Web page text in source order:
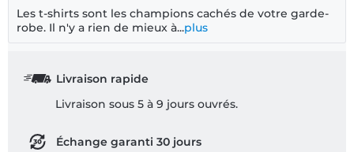
Les t-shirts sont les champions cachés de votre garde-
robe. Il n'y a rien de mieux à...plus
Livraison rapide
Livraison sous 5 à 9 jours ouvrés.
Échange garanti 30 jours